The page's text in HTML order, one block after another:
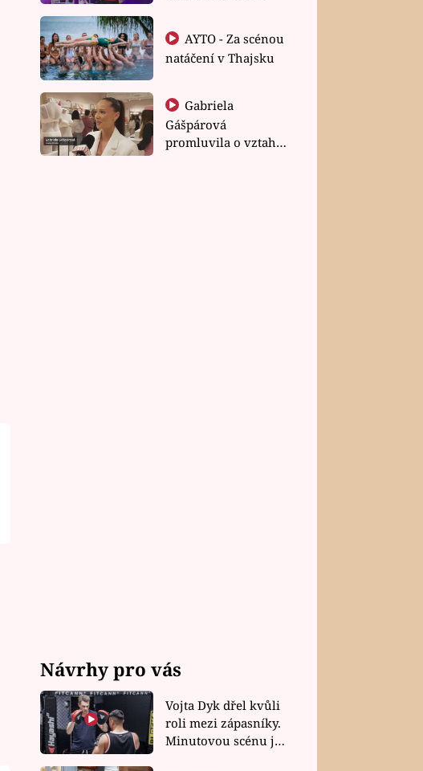
natáčení v Thajsku
Gabriela
Gášpárová
promluvila o vztahu
Návrhy pro vás
Vojta Dyk dřel kvůli
roli mezi zápasníky.
Minutovou scénu jel